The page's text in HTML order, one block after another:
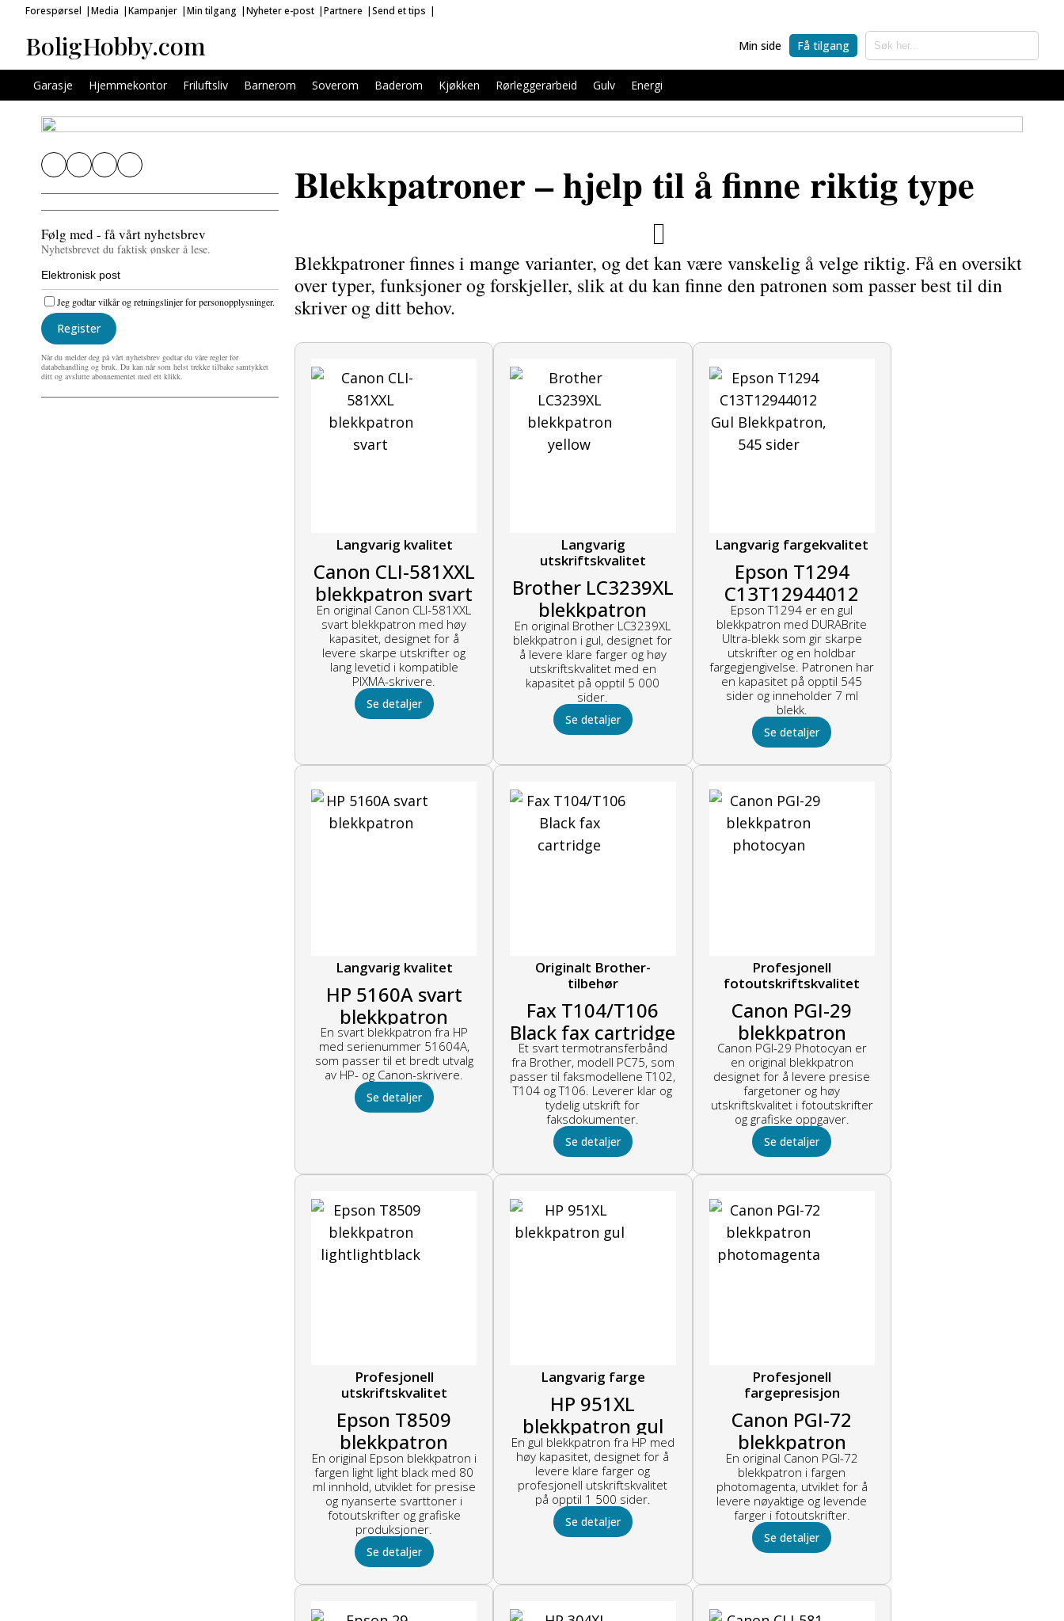
Forespørsel Media Kampanjer Min tilgang Nyheter e-post Partnere Send et tips
BoligHobby.com Min side Få tilgang
Garasje Hjemmekontor Friluftsliv Barnerom Soverom Baderom Kjøkken Rørleggerarbeid Gulv Energi
Blekkpatroner – hjelp til å finne riktig type
Blekkpatroner finnes i mange varianter, og det kan være vanskelig å velge riktig. Få en oversikt
over typer, funksjoner og forskjeller, slik at du kan finne den patronen som passer best til din
skriver og ditt behov.
Langvarig kvalitet
Canon CLI-581XXL
blekkpatron svart
En original Canon CLI-581XXL
svart blekkpatron med høy
kapasitet, designet for å
levere skarpe utskrifter og
lang levetid i kompatible
PIXMA-skrivere.
Se detaljer
Langvarig
utskriftskvalitet
Brother LC3239XL
blekkpatron
yellow
En original Brother LC3239XL
blekkpatron i gul, designet for
å levere klare farger og høy
utskriftskvalitet med en
kapasitet på opptil 5 000
sider.
Se detaljer
Langvarig fargekvalitet
Epson T1294
C13T12944012
Gul Blekkpatron,
545 sider
Epson T1294 er en gul
blekkpatron med DURABrite
Ultra-blekk som gir skarpe
utskrifter og en holdbar
fargegjengivelse. Patronen har
en kapasitet på opptil 545
sider og inneholder 7 ml
blekk.
Se detaljer
Langvarig kvalitet
HP 5160A svart
blekkpatron
En svart blekkpatron fra HP
med serienummer 51604A,
som passer til et bredt utvalg
av HP- og Canon-skrivere.
Se detaljer
Originalt Brother-
tilbehør
Fax T104/T106
Black fax cartridge
Et svart termotransferbånd
fra Brother, modell PC75, som
passer til faksmodellene T102,
T104 og T106. Leverer klar og
tydelig utskrift for
faksdokumenter.
Se detaljer
Profesjonell
fotoutskriftskvalitet
Canon PGI-29
blekkpatron
photocyan
Canon PGI-29 Photocyan er
en original blekkpatron
designet for å levere presise
fargetoner og høy
utskriftskvalitet i fotoutskrifter
og grafiske oppgaver.
Se detaljer
Profesjonell
utskriftskvalitet
Epson T8509
blekkpatron
lightlightblack
En original Epson blekkpatron i
fargen light light black med 80
ml innhold, utviklet for presise
og nyanserte svarttoner i
fotoutskrifter og grafiske
produksjoner.
Se detaljer
Langvarig farge
HP 951XL
blekkpatron gul
En gul blekkpatron fra HP med
høy kapasitet, designet for å
levere klare farger og
profesjonell utskriftskvalitet
på opptil 1 500 sider.
Se detaljer
Profesjonell
fargepresisjon
Canon PGI-72
blekkpatron
photomagenta
En original Canon PGI-72
blekkpatron i fargen
photomagenta, utviklet for å
levere nøyaktige og levende
farger i fotoutskrifter.
Se detaljer
Følg med - få vårt nyhetsbrev
Nyhetsbrevet du faktisk ønsker å lese.
Register
Jeg godtar vilkår og retningslinjer for personopplysninger.
Når du melder deg på vårt nyhetsbrev godtar du våre regler for
databehandling og bruk. Du kan når som helst trekke tilbake samtykket
ditt og avslutte abonnementet med ett klikk.